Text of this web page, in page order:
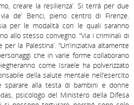
creare la resilienza’. Si terrà per due
de’ Benci, pieno centro di Firenze.
per le modalità con le quali saranno
allo stesso convegno. “Via i criminali di
la Palestina’. “Un’iniziativa altamente
che in varie forme collaborano
come Israele ha polverizzato
della salute mentale nell’esercito
sparare alla testa di bambini e donne
psicologo del Ministero della Difesa